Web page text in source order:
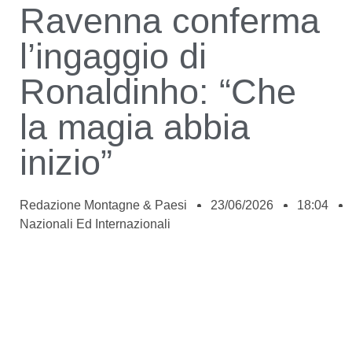
Ravenna conferma
l’ingaggio di
Ronaldinho: “Che
la magia abbia
inizio”
Redazione Montagne & Paesi 23/06/2026
18:04
Nazionali Ed Internazionali